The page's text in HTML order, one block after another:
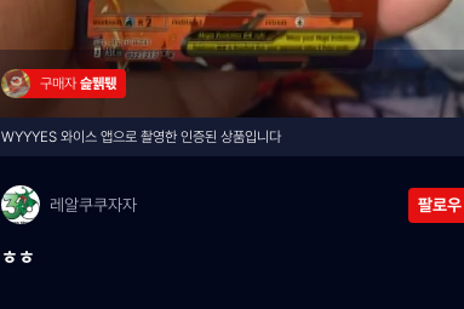
구매자 슱풹퉧
WYYYES 와이스 앱으로 촬영한 인증된 상품입니다
레알쿠쿠자자 팔로우
ㅎㅎ